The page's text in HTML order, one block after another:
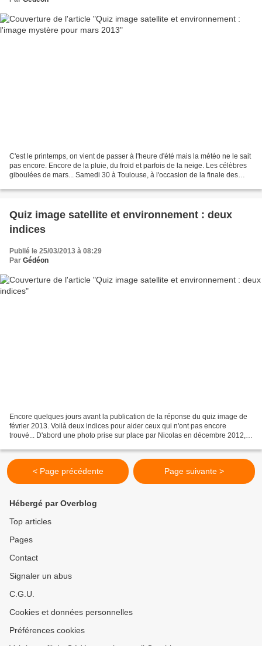
C'est le printemps, on vient de passer à l'heure d'été mais la météo ne le sait
pas encore. Encore de la pluie, du froid et parfois de la neige. Les célèbres
giboulées de mars... Samedi 30 à Toulouse, à l'occasion de la finale des
Quiz image satellite et environnement : deux
indices
Publié le 25/03/2013 à 08:29
Par Gédéon
Encore quelques jours avant la publication de la réponse du quiz image de
février 2013. Voilà deux indices pour aider ceux qui n'ont pas encore
trouvé... D'abord une photo prise sur place par Nicolas en décembre 2012,
< Page précédente Page suivante >
Hébergé par Overblog
Top articles
Pages
Contact
Signaler un abus
C.G.U.
Cookies et données personnelles
Préférences cookies